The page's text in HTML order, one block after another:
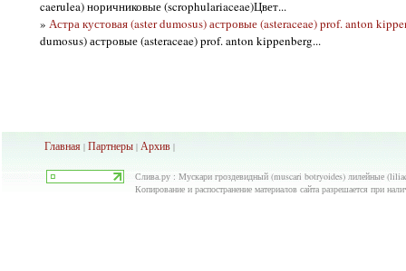
caerulea) норичниковые (scrophulariaceae)Цвет...
» Астра кустовая (aster dumosus) астровые (asteraceae) prof. anton
dumosus) астровые (asteraceae) prof. anton kippenberg...
Главная| Партнеры| Архив|
Слива.ру : Мускари гроздевидный (muscari botryoides) лилейные
Копирование и распостранение материалов сайта разрешается при